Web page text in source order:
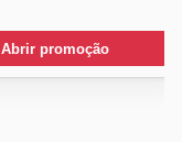
Abrir promoção